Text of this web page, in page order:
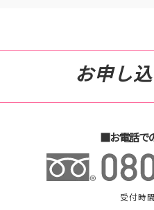
お申し
■お電話で
受付時